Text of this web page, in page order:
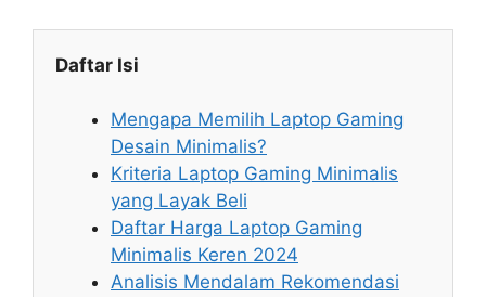
Daftar Isi
Mengapa Memilih Laptop Gaming
Desain Minimalis?
Kriteria Laptop Gaming Minimalis
yang Layak Beli
Daftar Harga Laptop Gaming
Minimalis Keren 2024
Analisis Mendalam Rekomendasi